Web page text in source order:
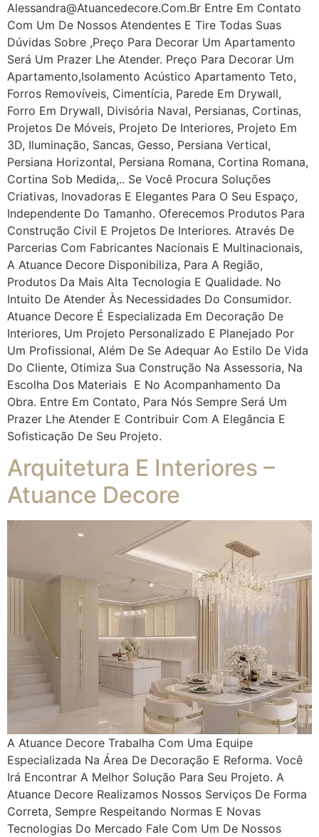
Alessandra@atuancedecore.com.br Entre Em Contato
Com Um De Nossos Atendentes E Tire Todas Suas
Dúvidas Sobre ,Preço Para Decorar Um Apartamento
Será Um Prazer Lhe Atender. Preço Para Decorar Um
Apartamento,Isolamento Acústico Apartamento Teto,
Forros Removíveis, Cimentícia, Parede Em Drywall,
Forro Em Drywall, Divisória Naval, Persianas, Cortinas,
Projetos De Móveis, Projeto De Interiores, Projeto Em
3D, Iluminação, Sancas, Gesso, Persiana Vertical,
Persiana Horizontal, Persiana Romana, Cortina Romana,
Cortina Sob Medida,.. Se Você Procura Soluções
Criativas, Inovadoras E Elegantes Para O Seu Espaço,
Independente Do Tamanho. Oferecemos Produtos Para
Construção Civil E Projetos De Interiores. Através De
Parcerias Com Fabricantes Nacionais E Multinacionais,
A Atuance Decore Disponibiliza, Para A Região,
Produtos Da Mais Alta Tecnologia E Qualidade. No
Intuito De Atender Às Necessidades Do Consumidor.
Atuance Decore É Especializada Em Decoração De
Interiores, Um Projeto Personalizado E Planejado Por
Um Profissional, Além De Se Adequar Ao Estilo De Vida
Do Cliente, Otimiza Sua Construção Na Assessoria, Na
Escolha Dos Materiais E No Acompanhamento Da
Obra. Entre Em Contato, Para Nós Sempre Será Um
Prazer Lhe Atender E Contribuir Com A Elegância E
Sofisticação De Seu Projeto.
Arquitetura E Interiores –
Atuance Decore
A Atuance Decore Trabalha Com Uma Equipe
Especializada Na Área De Decoração E Reforma. Você
Irá Encontrar A Melhor Solução Para Seu Projeto. A
Atuance Decore Realizamos Nossos Serviços De Forma
Correta, Sempre Respeitando Normas E Novas
Tecnologias Do Mercado Fale Com Um De Nossos